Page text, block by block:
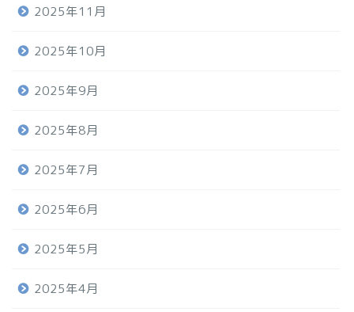
2025年11月
2025年10月
2025年9月
2025年8月
2025年7月
2025年6月
2025年5月
2025年4月